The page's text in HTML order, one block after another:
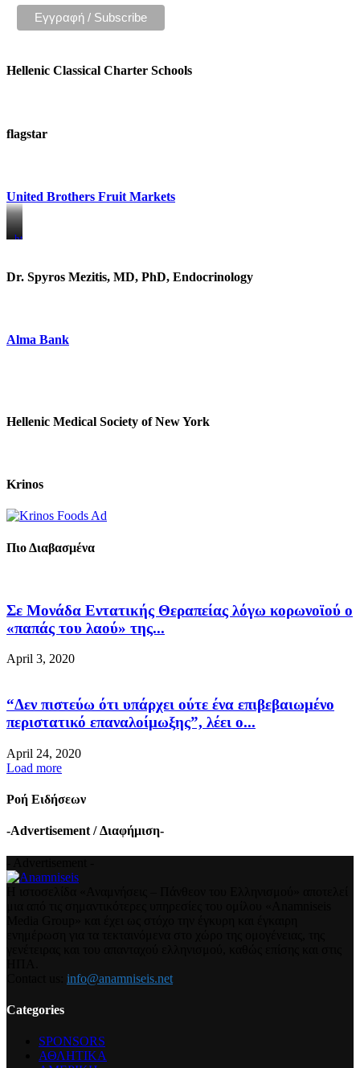
Hellenic Classical Charter Schools
flagstar
United Brothers Fruit Markets
https://www.unitedbrothersfruitmarkets.com/
https://www.unitedbrothersfruitmarkets.com/
Dr. Spyros Mezitis, MD, PhD, Endocrinology
Alma Bank
Hellenic Medical Society of New York
Krinos
Πιο Διαβασμένα
Σε Μονάδα Εντατικής Θεραπείας λόγω κορωνοϊού ο
«παπάς του λαού» της...
April 3, 2020
“Δεν πιστεύω ότι υπάρχει ούτε ένα επιβεβαιωμένο
περιστατικό επαναλοίμωξης”, λέει ο...
April 24, 2020
Load more
Ροή Ειδήσεων
-Advertisement / Διαφήμιση-
info@anamniseis.net
Categories
SPONSORS
ΑΘΛΗΤΙΚΑ